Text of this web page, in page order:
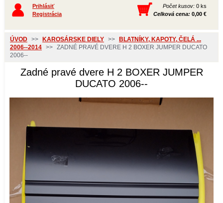
Prihlásiť
Registrácia
Počet kusov: 0 ks
Celková cena: 0,00 €
ÚVOD >> KAROSÁRSKE DIELY >>
BLATNÍKY, KAPOTY, ČELÁ ...
2006--2014 >> ZADNÉ PRAVÉ DVERE H 2 BOXER JUMPER DUCATO
2006--
Zadné pravé dvere H 2 BOXER JUMPER
DUCATO 2006--